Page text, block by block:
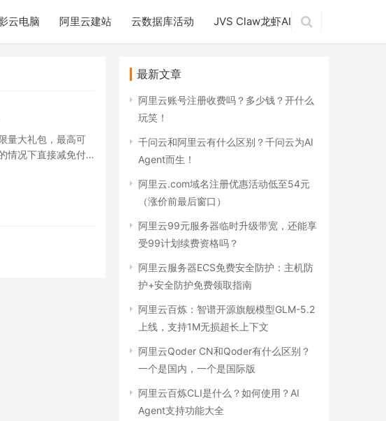
云电脑 阿里云建站 云数据库活动 JVS Claw龙虾AI
量大礼包，最高可
情况下直接减免付
最新文章
阿里云账号注册收费吗？多少钱？开什么
玩笑！
千问云和阿里云有什么区别？千问云为AI
Agent而生！
阿里云.com域名注册优惠活动低至54元
（涨价前最后窗口）
阿里云99元服务器临时升级带宽，还能享
受99计划续费资格吗？
阿里云服务器ECS免费安全防护：主机防
护+安全防护免费领取指南
阿里云百炼：智谱开源旗舰模型GLM-5.2
上线，支持1M无损超长上下文
阿里云Qoder CN和Qoder有什么区别？
一个是国内，一个是国际版
阿里云百炼CLI是什么？如何使用？AI
Agent支持功能大全